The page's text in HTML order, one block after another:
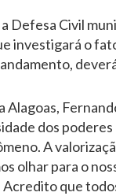
Defesa Civil
investigará o
Alagoas,
dos
A
olhar para o
que